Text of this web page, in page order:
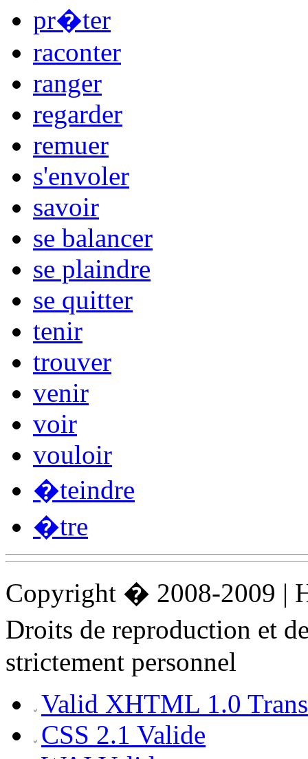
pr�ter
raconter
ranger
regarder
remuer
s'envoler
savoir
se balancer
se plaindre
se quitter
tenir
trouver
venir
voir
vouloir
�teindre
�tre
Copyright � 2008-2009 |
Droits de reproduction et
strictement personnel
Valid XHTML 1.0
CSS 2.1 Valide